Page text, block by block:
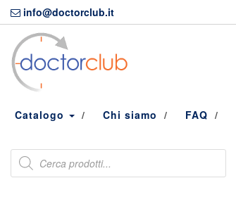
Skip
to
content
info@doctorclub.it
Catalogo Chi siamo FAQ
Products
search